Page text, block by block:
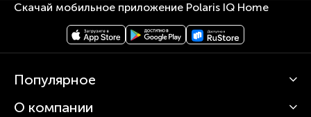
Скачай мобильное приложение Polaris IQ Home
Популярное
Кофемашины
О компании